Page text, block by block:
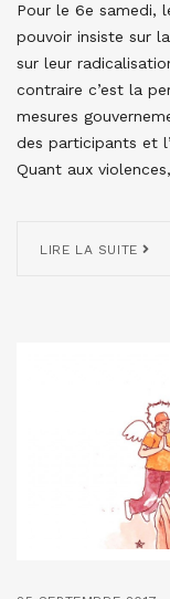
Pour le 6e samedi,
pouvoir insiste sur
sur leur
contraire c’est la
mesures
des participants et
Quant aux
LIRE LA SUITE